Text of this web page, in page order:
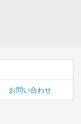
お問い合わせ